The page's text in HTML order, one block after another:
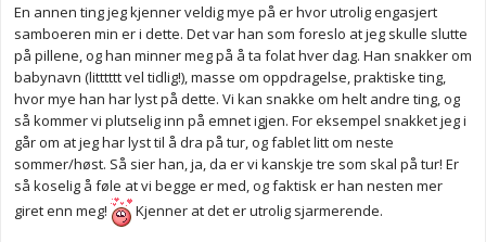
En annen ting jeg kjenner veldig mye på er hvor utrolig engasjert
samboeren min er i dette. Det var han som foreslo at jeg skulle slutte
på pillene, og han minner meg på å ta folat hver dag. Han snakker om
babynavn (litttttt vel tidlig!), masse om oppdragelse, praktiske ting,
hvor mye han har lyst på dette. Vi kan snakke om helt andre ting, og
så kommer vi plutselig inn på emnet igjen. For eksempel snakket jeg i
går om at jeg har lyst til å dra på tur, og fablet litt om neste
sommer/høst. Så sier han, ja, da er vi kanskje tre som skal på tur! Er
så koselig å føle at vi begge er med, og faktisk er han nesten mer
giret enn meg!
Kjenner at det er utrolig sjarmerende.